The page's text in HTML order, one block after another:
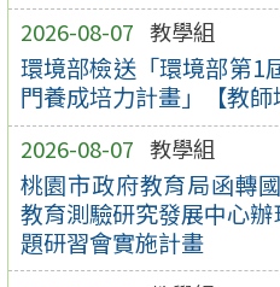
2026-08-07 教學組
環境部檢送「環境部第1
門養成培力計畫」【教
2026-08-07 教學組
桃園市政府教育局函轉
教育測驗研究發展中心
題研習會實施計畫